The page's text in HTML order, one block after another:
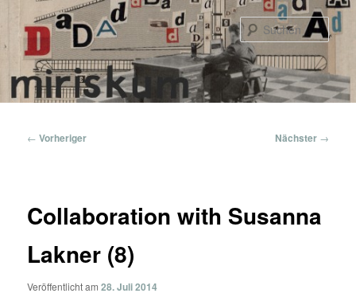
primären
Inhalt
springen
Beitragsnavigation
← Vorheriger Nächster →
Collaboration with Susanna
Lakner (8)
Veröffentlicht am28. Juli 2014